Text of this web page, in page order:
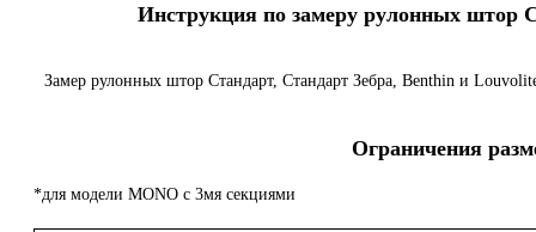
Инструкция по замеру рулонных штор
Замер рулонных штор Стандарт, Стандарт Зебра, Benthin и
Ограничения
*для модели MONO с 3мя секциями